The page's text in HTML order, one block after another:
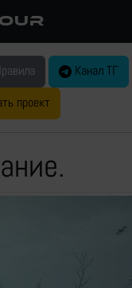
Канал ТГ
проект